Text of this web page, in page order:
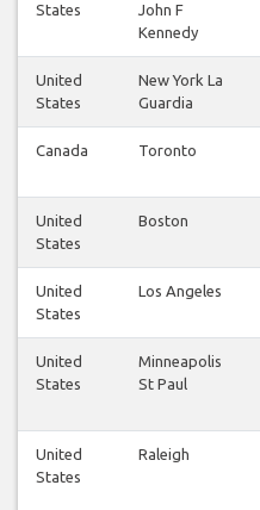
States
John F
Kennedy
United
States
New York La
Guardia
Canada Toronto
United
States
Boston
United
States
Los Angeles
United
States
Minneapolis
St Paul
United
States
Raleigh